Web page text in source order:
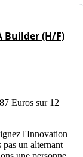
(H/F)
Euros sur 12
l'Innovation
un alternant